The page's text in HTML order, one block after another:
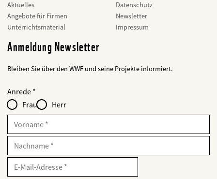
Aktuelles
Angebote für Firmen
Unterrichtsmaterial
Datenschutz
Newsletter
Impressum
Anmeldung Newsletter
Bleiben Sie über den WWF und seine Projekte informiert.
Infofelder
löschen
-
für
web2lead
Anrede
Frau
Herr
Vorname
Nachname
E-
Mailadresse
Mail